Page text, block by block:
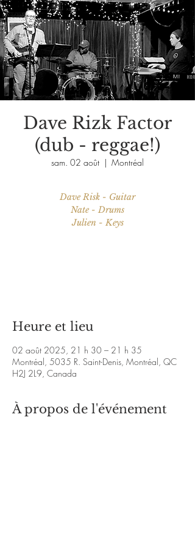
Dave Rizk Factor
(dub - reggae!)
sam. 02 août
  |
Montréal
Dave Risk - Guitar
Nate - Drums
Julien - Keys
Heure et lieu
02 août 2025, 21 h 30 – 21 h 35
Montréal, 5035 R. Saint-Denis, Montréal, QC
H2J 2L9, Canada
À propos de l'événement